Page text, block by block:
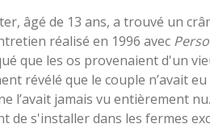
âgé de 13 ans, a trouvé un
réalisé en 1996 avec
que les os provenaient d'un
révélé que le couple n’avait
l’avait jamais vu entièrement
de s'installer dans les fermes